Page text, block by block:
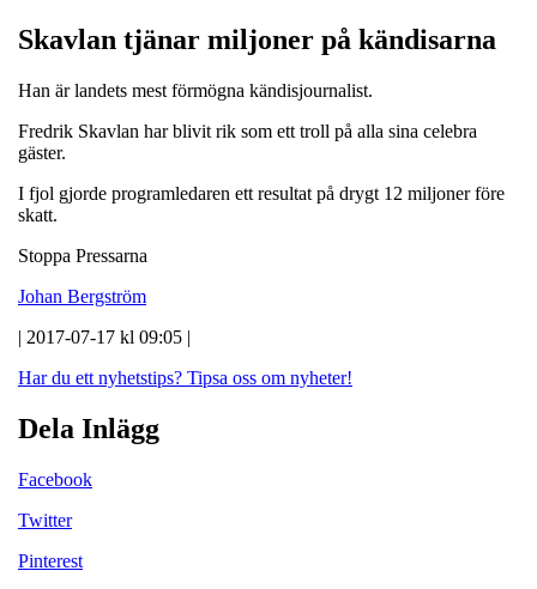
Skavlan tjänar miljoner på kändisarna
Han är landets mest förmögna kändisjournalist.
Fredrik Skavlan har blivit rik som ett troll på alla sina celebra
gäster.
I fjol gjorde programledaren ett resultat på drygt 12 miljoner före
skatt.
Stoppa Pressarna
Johan Bergström
| 2017-07-17 kl 09:05 |
Har du ett nyhetstips? Tipsa oss om nyheter!
Dela Inlägg
Facebook
Twitter
Pinterest